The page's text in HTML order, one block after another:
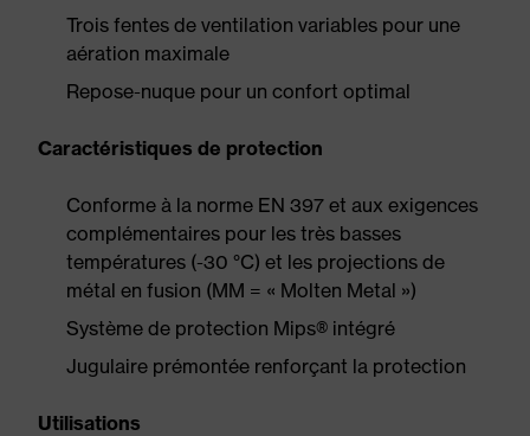
Trois fentes de ventilation variables pour une
aération maximale
Repose-nuque pour un confort optimal
Caractéristiques de protection
Conforme à la norme EN 397 et aux exigences
complémentaires pour les très basses
températures (-30 °C) et les projections de
métal en fusion (MM = « Molten Metal »)
Système de protection Mips® intégré
Jugulaire prémontée renforçant la protection
Utilisations